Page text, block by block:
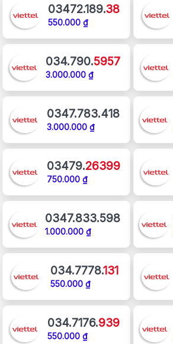
03472.189.38
550.000 ₫
034.790.5957
3.000.000 ₫
0347.783.418
3.000.000 ₫
03479.26399
750.000 ₫
0347.833.598
1.000.000 ₫
034.7778.131
550.000 ₫
034.7176.939
550.000 ₫